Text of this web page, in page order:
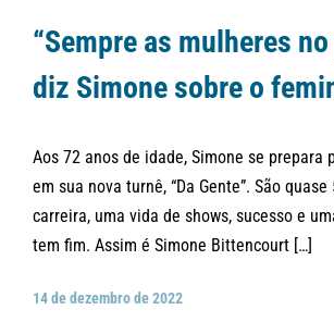
“Sempre as mulheres
diz Simone sobre o
Aos 72 anos de idade, Simone se prepara
em sua nova turnê, “Da Gente”. São quase
carreira, uma vida de shows, sucesso e
tem fim. Assim é Simone Bittencourt […]
14 de dezembro de 2022